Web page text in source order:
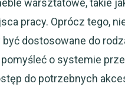
pracy. Oprócz tego,
dostosowane do
o systemie
do potrzebnych